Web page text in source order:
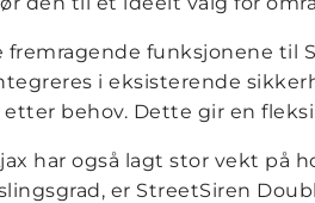
fremragende funksjonene til
i eksisterende
etter behov. Dette gir en
har også lagt stor vekt på
er StreetSiren